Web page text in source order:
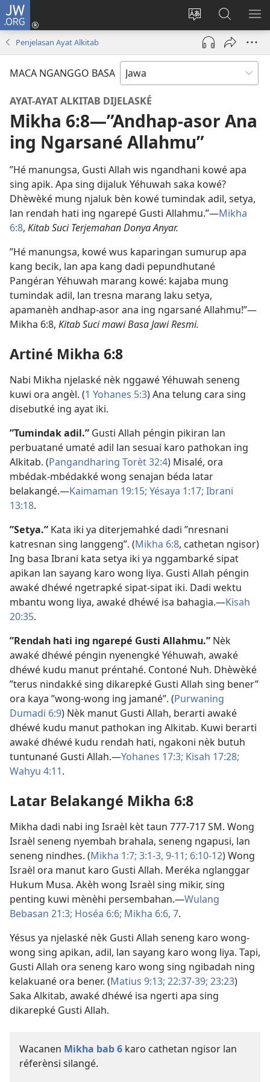
JW.ORG
Ganti
basa
situs
Mlebu
(opens
window)
Golèk
JW.ORG
Penjelasan Ayat Alkitab
MACA NGANGGO BASA
AYAT-AYAT ALKITAB DIJELASKÉ
Mikha 6:8​—”Andhap-asor Ana
ing Ngarsané Allahmu”
”Hé manungsa, Gusti Allah wis ngandhani kowé apa
sing apik. Apa sing dijaluk Yéhuwah saka kowé?
Dhèwèké mung njaluk bèn kowé tumindak adil, setya,
lan rendah hati ing ngarepé Gusti Allahmu.”​—Mikha
6:8, Kitab Suci Terjemahan Donya Anyar.
”Hé manungsa, kowé wus kaparingan sumurup apa
kang becik, lan apa kang dadi pepundhutané
Pangéran Yéhuwah marang kowé: kajaba mung
tumindak adil, lan tresna marang laku setya,
apamanèh andhap-asor ana ing ngarsané Allahmu!”​—
Mikha 6:8, Kitab Suci mawi Basa Jawi Resmi.
Artiné Mikha 6:8
Nabi Mikha njelaské nèk nggawé Yéhuwah seneng
kuwi ora angèl. (1 Yohanes 5:3) Ana telung cara sing
disebutké ing ayat iki.
”Tumindak adil.” Gusti Allah péngin pikiran lan
perbuatané umaté adil lan sesuai karo pathokan ing
Alkitab. (Pangandharing Torèt 32:4) Misalé, ora
mbédak-mbédakké wong senajan béda latar
belakangé.​—Kaimaman 19:15; Yésaya 1:17; Ibrani
13:18.
”Setya.” Kata iki ya diterjemahké dadi ”nresnani
katresnan sing langgeng”. (Mikha 6:8, cathetan ngisor)
Ing basa Ibrani kata setya iki ya nggambarké sipat
apikan lan sayang karo wong liya. Gusti Allah péngin
awaké dhéwé ngetrapké sipat-sipat iki. Dadi wektu
mbantu wong liya, awaké dhéwé isa bahagia.​—Kisah
20:35.
”Rendah hati ing ngarepé Gusti Allahmu.” Nèk
awaké dhéwé péngin nyenengké Yéhuwah, awaké
dhéwé kudu manut préntahé. Contoné Nuh. Dhèwèké
”terus nindakké sing dikarepké Gusti Allah sing bener”
ora kaya ”wong-wong ing jamané”. (Purwaning
Dumadi 6:9) Nèk manut Gusti Allah, berarti awaké
dhéwé kudu manut pathokan ing Alkitab. Kuwi berarti
awaké dhéwé kudu rendah hati, ngakoni nèk butuh
tuntunané Gusti Allah.​—Yohanes 17:3; Kisah 17:28;
Wahyu 4:11.
Latar Belakangé Mikha 6:8
Mikha dadi nabi ing Israèl kèt taun 777-717 SM. Wong
Israèl seneng nyembah brahala, seneng ngapusi, lan
seneng nindhes. (Mikha 1:7; 3:1-3, 9-11; 6:10-12) Wong
Israèl ora manut karo Gusti Allah. Meréka nglanggar
Hukum Musa. Akèh wong Israèl sing mikir, sing
penting kuwi mènèhi persembahan.​—Wulang
Bebasan 21:3; Hoséa 6:6; Mikha 6:6, 7.
Yésus ya njelaské nèk Gusti Allah seneng karo wong-
wong sing apikan, adil, lan sayang karo wong liya. Tapi,
Gusti Allah ora seneng karo wong sing ngibadah ning
kelakuané ora bener. (Matius 9:13; 22:37-39; 23:23)
Saka Alkitab, awaké dhéwé isa ngerti apa sing
dikarepké Gusti Allah.
Wacanen Mikha bab 6 karo cathetan ngisor lan
réferènsi silangé.